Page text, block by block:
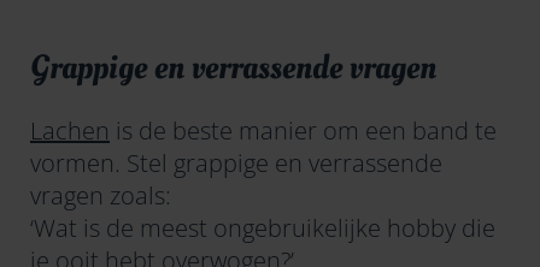
Grappige en verrassende vragen
Lachen is de beste manier om een band te
vormen. Stel grappige en verrassende
vragen zoals:
‘Wat is de meest ongebruikelijke hobby die
je ooit hebt overwogen?’